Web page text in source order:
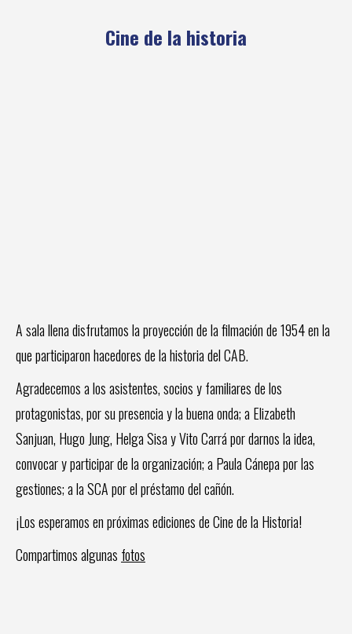
Cine de la historia
A sala llena disfrutamos la proyección de la filmación de 1954 en la
que participaron hacedores de la historia del CAB.
Agradecemos a los asistentes, socios y familiares de los
protagonistas, por su presencia y la buena onda; a Elizabeth
Sanjuan, Hugo Jung, Helga Sisa y Vito Carrá por darnos la idea,
convocar y participar de la organización; a Paula Cánepa por las
gestiones; a la SCA por el préstamo del cañón.
¡Los esperamos en próximas ediciones de Cine de la Historia!
Compartimos algunas fotos